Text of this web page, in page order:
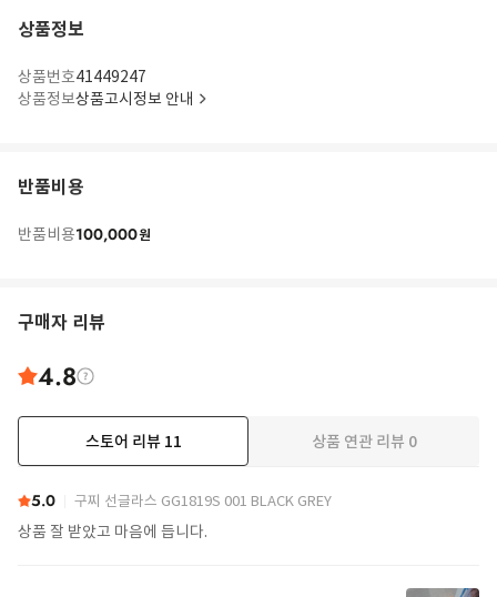
상품정보
상품번호41449247
상품정보상품고시정보 안내
반품비용
반품비용100,000원
구매자 리뷰
4.8
스토어 리뷰 11 상품 연관 리뷰 0
5.0 구찌 선글라스 GG1819S 001 BLACK GREY
상품 잘 받았고 마음에 듭니다.